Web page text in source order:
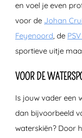
en voel je even
voor de Johan
Feyenoord, de
sportieve uitje
VOOR DE
Is jouw vader een
dan bijvoorbeeld
waterskiën? Door